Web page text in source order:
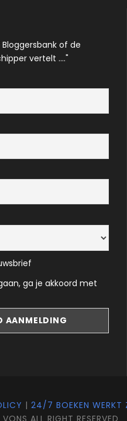
of de
vertelt ...."
ga je akkoord met
| 24/7 BOEKEN WERKT
ALL RIGHT RESERVED